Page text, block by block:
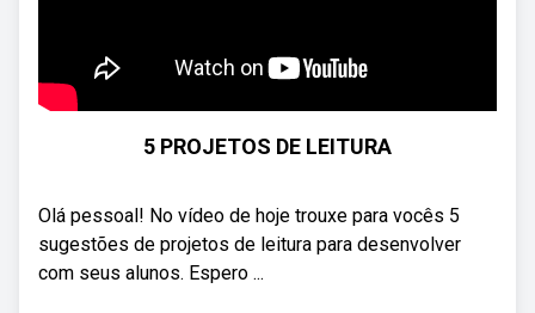
5 PROJETOS DE LEITURA
Olá pessoal! No vídeo de hoje trouxe para vocês 5
sugestões de projetos de leitura para desenvolver
com seus alunos. Espero ...